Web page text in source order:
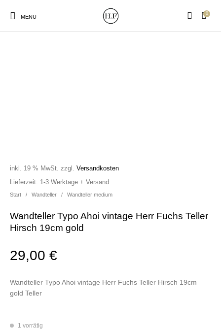
MENU
0
Poster&Notizbücher
für den Kopf
Start / Wandteller / Wandteller medium
Wandteller Typo Ahoi vintage Herr Fuchs Teller
Hirsch 19cm gold
29,00€
inkl. 19 % MwSt. zzgl.Versandkosten
Wandteller Typo Ahoi vintage Herr Fuchs Teller Hirsch 19cm
gold Teller
Lieferzeit: 1-3 Werktage + Versand
1 vorrätig